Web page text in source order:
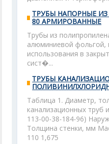
ТРУБЫ НАПОРНЫЕ
80 АРМИРОВАННЫЕ
Трубы из
алюминиевой фольгой,
использования в
сист�...
ТРУБЫ
Таблица 1. Диаметр,
канализационных труб
113-00-38-184-96)
Толщина стенки, мм
110 1,675